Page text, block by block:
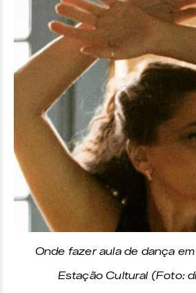
Onde fazer aula de dança
Estação Cultural (Foto: